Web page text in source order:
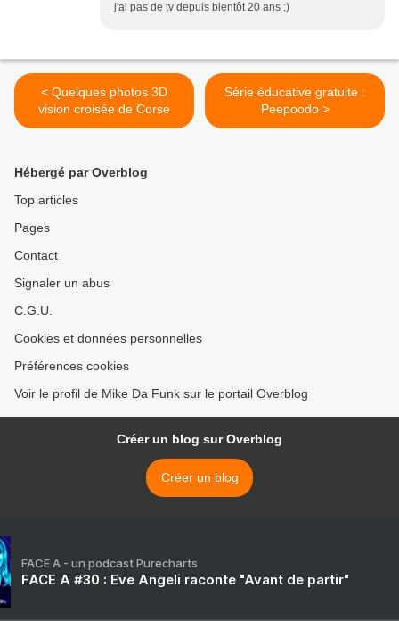
j'ai pas de tv depuis bientôt 20 ans ;)
< Quelques photos 3D
vision croisée de Corse
Série éducative gratuite :
Peepoodo >
Hébergé par Overblog
Top articles
Pages
Contact
Signaler un abus
C.G.U.
Cookies et données personnelles
Préférences cookies
Voir le profil de Mike Da Funk sur le portail Overblog
Créer un blog sur Overblog
Créer un blog
FACE A - un podcast Purecharts
FACE A #30 : Eve Angeli raconte "Avant de partir"